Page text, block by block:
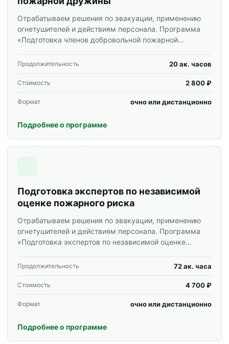
Отрабатываем решения по эвакуации, применению
огнетушителей и действиям персонала. Программа
«Подготовка членов добровольной пожарной
Продолжительность 20 ак. часов
Стоимость 2 800 ₽
Формат очно или дистанционно
Подробнее о программе
Подготовка экспертов по независимой
оценке пожарного риска
Отрабатываем решения по эвакуации, применению
огнетушителей и действиям персонала. Программа
«Подготовка экспертов по независимой оценке
групп.
Продолжительность 72 ак. часа
Стоимость 4 700 ₽
Формат очно или дистанционно
Подробнее о программе